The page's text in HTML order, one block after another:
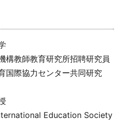
構教師教育研究所招聘研究員​
国際協力センター共同研究
Education Society